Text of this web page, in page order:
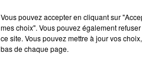
D!RECT LIVE : L'INTERVIEW DE
KAYE
La chanteuse se produit ce
Vous pouvez accepter en cliquant sur
mes choix". Vous pouvez également
ce site. Vous pouvez mettre à jour vos
bas de chaque page.